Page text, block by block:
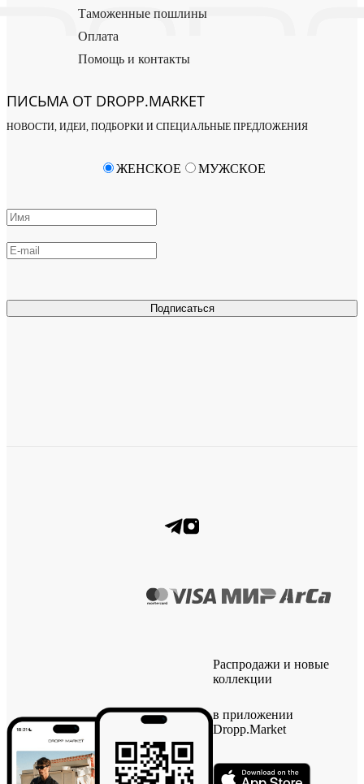
Таможенные пошлины
Оплата
Помощь и контакты
ПИСЬМА ОТ DROPP.MARKET
НОВОСТИ, ИДЕИ, ПОДБОРКИ И СПЕЦИАЛЬНЫЕ ПРЕДЛОЖЕНИЯ
Подписаться
ЖЕНСКОЕ МУЖСКОЕ
Распродажи и новые
коллекции
в приложении
Dropp.Market